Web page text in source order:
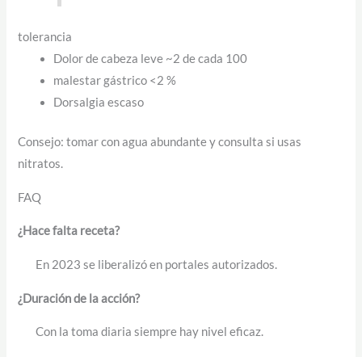
tolerancia
Dolor de cabeza leve ~2 de cada 100
malestar gástrico <2 %
Dorsalgia escaso
Consejo: tomar con agua abundante y consulta si usas
nitratos.
FAQ
¿Hace falta receta?
En 2023 se liberalizó en portales autorizados.
¿Duración de la acción?
Con la toma diaria siempre hay nivel eficaz.